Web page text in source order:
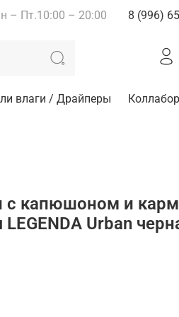
– Пт.10:00 – 20:00 8 (996)
влаги / Драйперы
с капюшоном и
Urban